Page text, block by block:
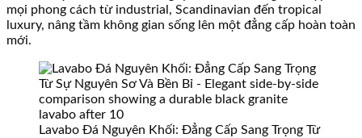
mọi phong cách từ industrial, Scandinavian đến tropical
luxury, nâng tầm không gian sống lên một đẳng cấp hoàn toàn
mới.
Lavabo Đá Nguyên Khối: Đẳng Cấp Sang Trọng Từ